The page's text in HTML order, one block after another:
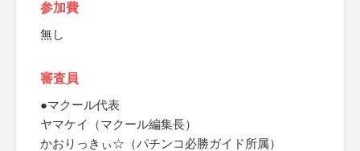
参加費
無し
審査員
●マクール代表
ヤマケイ（マクール編集長）
かおりっきぃ☆（パチンコ必勝ガイド所属）